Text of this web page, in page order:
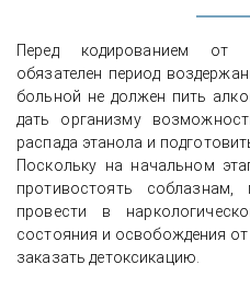
Перед кодированием от
обязателен период
больной не должен пить
дать организму
распада этанола и
Поскольку на начальном
противостоять
провести в
состояния и освобождения
заказать детоксикацию.